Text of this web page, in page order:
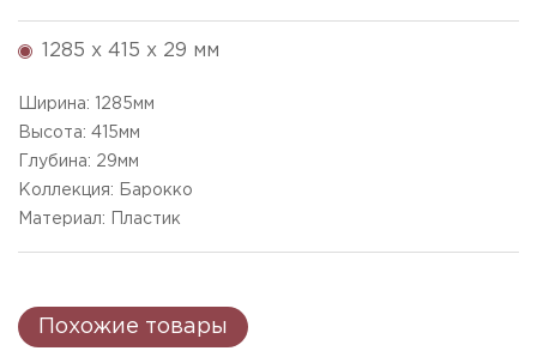
1285 x 415 x 29 мм
Ширина: 1285мм
Высота: 415мм
Глубина: 29мм
Коллекция: Барокко
Материал: Пластик
Похожие товары